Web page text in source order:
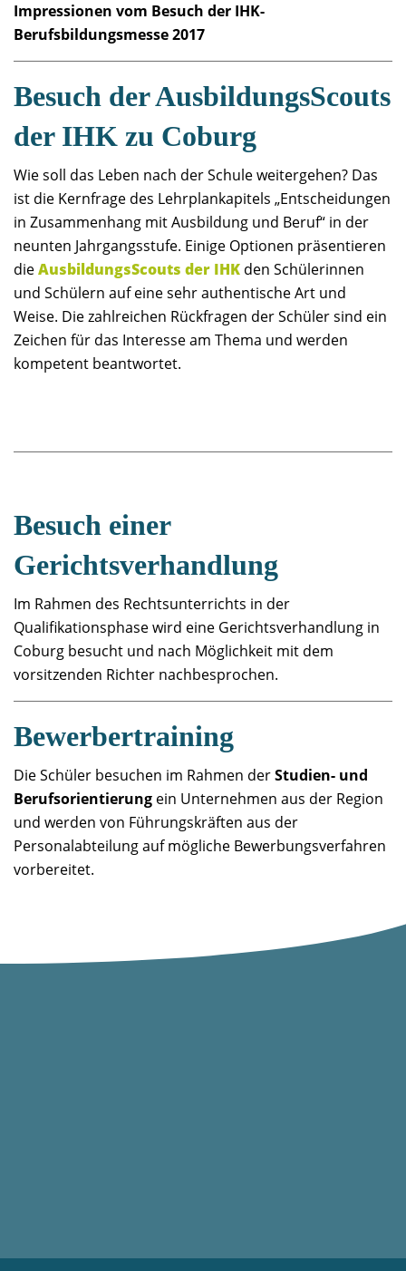
Impressionen vom Besuch der IHK-
Berufsbildungsmesse 2017
Besuch der AusbildungsScouts
der IHK zu Coburg
Wie soll das Leben nach der Schule weitergehen? Das
ist die Kernfrage des Lehrplankapitels „Entscheidungen
in Zusammenhang mit Ausbildung und Beruf“ in der
neunten Jahrgangsstufe. Einige Optionen präsentieren
dieAusbildungsScouts der IHK den Schülerinnen
und Schülern auf eine sehr authentische Art und
Weise. Die zahlreichen Rückfragen der Schüler sind ein
Zeichen für das Interesse am Thema und werden
kompetent beantwortet.
Besuch einer
Gerichtsverhandlung
Im Rahmen des Rechtsunterrichts in der
Qualifikationsphase wird eine Gerichtsverhandlung in
Coburg besucht und nach Möglichkeit mit dem
vorsitzenden Richter nachbesprochen.
Bewerbertraining
Die Schüler besuchen im Rahmen derStudien- und
Berufsorientierung ein Unternehmen aus der Region
und werden von Führungskräften aus der
Personalabteilung auf mögliche Bewerbungsverfahren
vorbereitet.